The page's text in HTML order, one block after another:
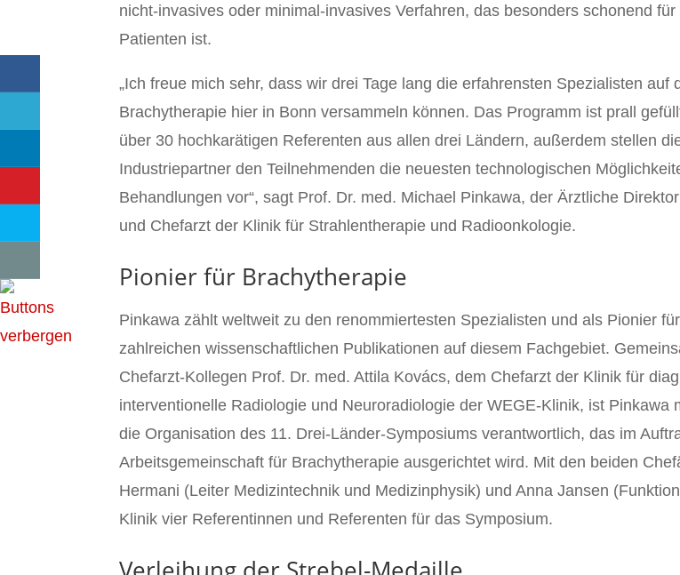
nicht-invasives oder minimal-invasives Verfahren, das besonders schonend
Patienten ist.
„Ich freue mich sehr, dass wir drei Tage lang die erfahrensten Spezialisten auf
Brachytherapie hier in Bonn versammeln können. Das Programm ist prall
über 30 hochkarätigen Referenten aus allen drei Ländern, außerdem stellen
Industriepartner den Teilnehmenden die neuesten technologischen
Behandlungen vor“, sagt Prof. Dr. med. Michael Pinkawa, der Ärztliche
und Chefarzt der Klinik für Strahlentherapie und Radioonkologie.
Pionier für Brachytherapie
Pinkawa zählt weltweit zu den renommiertesten Spezialisten und als Pionier
zahlreichen wissenschaftlichen Publikationen auf diesem Fachgebiet.
Chefarzt-Kollegen Prof. Dr. med. Attila Kovács, dem Chefarzt der Klinik für
interventionelle Radiologie und Neuroradiologie der WEGE-Klinik, ist Pinkawa
die Organisation des 11. Drei-Länder-Symposiums verantwortlich, das im
Arbeitsgemeinschaft für Brachytherapie ausgerichtet wird. Mit den beiden
Hermani (Leiter Medizintechnik und Medizinphysik) und Anna Jansen
Klinik vier Referentinnen und Referenten für das Symposium.